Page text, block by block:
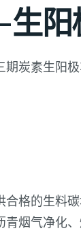
生
炭素生阳
格的生料
烟气净化